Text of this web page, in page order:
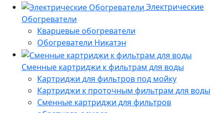
Электрические
Обогреватели
Кварцевые обогреватели
Обогреватели Никатэн
Сменные картриджи к фильтрам для воды
Картриджи для фильтров под мойку
Картриджи к проточным фильтрам для воды
Сменные картриджи для фильтров